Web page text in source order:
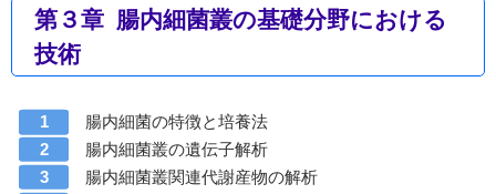
第３章 腸内細菌叢の基礎分野における
技術
腸内細菌の特徴と培養法
腸内細菌叢の遺伝子解析
腸内細菌叢関連代謝産物の解析